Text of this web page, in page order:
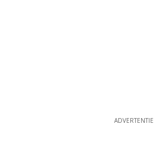
ADVERTENTIE